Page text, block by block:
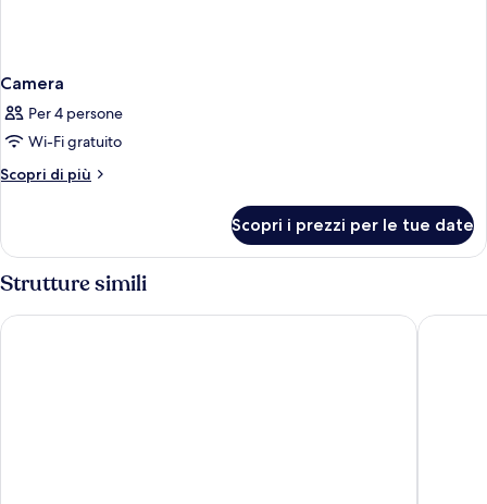
Camera
Per 4 persone
Wi-Fi gratuito
Scopri di più
Altri
Scopri i prezzi per le tue date
Strutture simili
Golden Lotus Luxury Hotel Da Nang